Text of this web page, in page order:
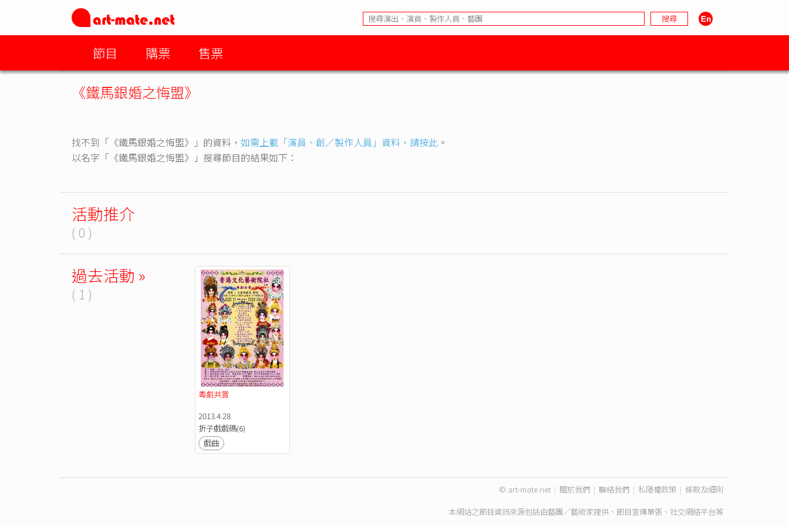
節目 購票 售票
《鐵馬銀婚之悔盟》
找不到「《鐵馬銀婚之悔盟》」的資料， 如需上載「演員、創／製作人員」資料，請按此 。
以名字「《鐵馬銀婚之悔盟》」搜尋節目的結果如下：
活動推介
( 0 )
過去活動 »
( 1 )
粵劇共賞
2013.4.28
折子戲戲碼(6)
戲曲
© art-mate.net | 關於我們 | 聯絡我們 | 私隱權政策 | 條款及細則
本網站之節目資訊來源包括由藝團／藝術家提供、節目宣傳單張、社交網絡平台等